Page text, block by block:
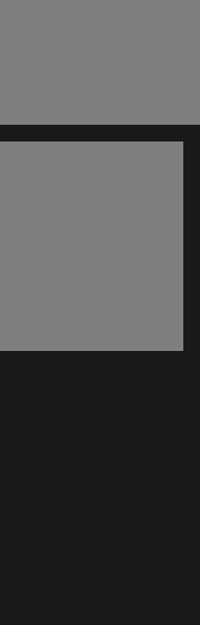
nueva ventana)
ventana)